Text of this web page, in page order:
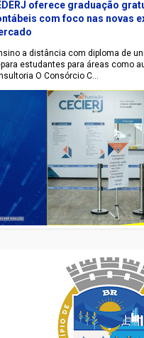
oferece graduação
com foco nas novas
a distância com diploma de
estudantes para áreas como
O Consórcio C...